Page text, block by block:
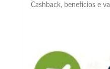
Cashback, benefícios e